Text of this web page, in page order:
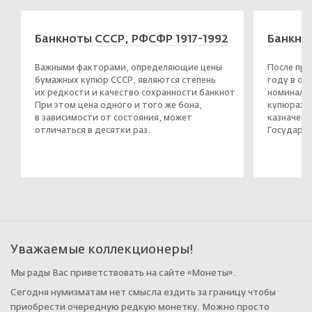
Банкноты СССР, РФСФР 1917-1992
Важными факторами, определяющие цены
бумажных купюр СССР, являются степень
их редкости и качество сохранности банкнот.
При этом цена одного и того же бона,
в зависимости от состояния, может
отличаться в десятки раз.
После
году в
купюрах
Уважаемые коллекционеры!
Мы рады Вас приветствовать на сайте «Монеты».
Сегодня нумизматам нет смысла ездить за границу чтобы
приобрести очередную редкую монетку. Можно просто